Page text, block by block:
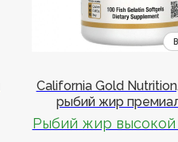
California Gold
рыбий жир
качества, 100 капсул
желатина
Рыбий жир высокой